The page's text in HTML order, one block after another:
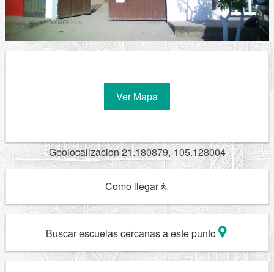
Ver Mapa
Geolocalizacion 21.180879,-105.128004
Como llegar
Buscar escuelas cercanas a este punto